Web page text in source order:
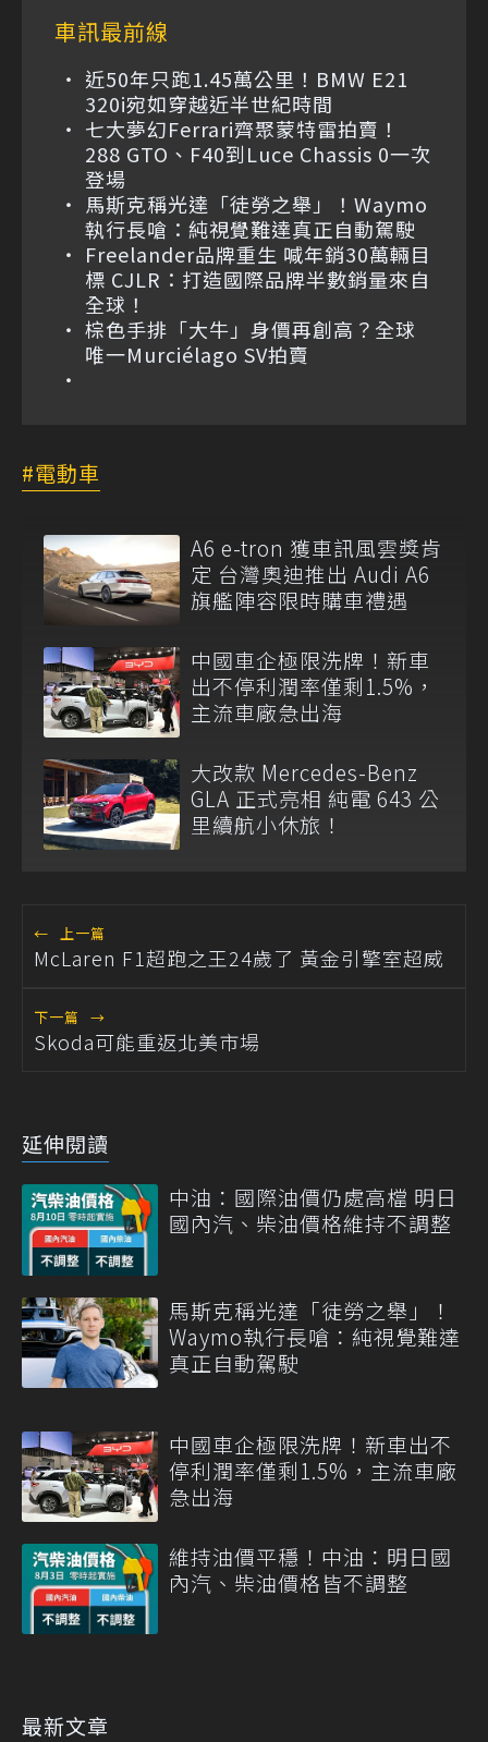
車訊最前線
近50年只跑1.45萬公里！BMW E21
320i宛如穿越近半世紀時間
七大夢幻Ferrari齊聚蒙特雷拍賣！
288 GTO、F40到Luce Chassis 0一次
登場
馬斯克稱光達「徒勞之舉」！Waymo
執行長嗆：純視覺難達真正自動駕駛
Freelander品牌重生 喊年銷30萬輛目
標 CJLR：打造國際品牌半數銷量來自
全球！
棕色手排「大牛」身價再創高？全球
唯一Murciélago SV拍賣
電動車
A6 e-tron 獲車訊風雲獎肯
定 台灣奧迪推出 Audi A6
旗艦陣容限時購車禮遇
中國車企極限洗牌！新車
出不停利潤率僅剩1.5%，
主流車廠急出海
大改款 Mercedes-Benz
GLA 正式亮相 純電 643 公
里續航小休旅！
← 上一篇
McLaren F1超跑之王24歲了 黃金引擎室超威
下一篇 →
Skoda可能重返北美市場
延伸閱讀
中油：國際油價仍處高檔 明日
國內汽、柴油價格維持不調整
馬斯克稱光達「徒勞之舉」！
Waymo執行長嗆：純視覺難達
真正自動駕駛
中國車企極限洗牌！新車出不
停利潤率僅剩1.5%，主流車廠
急出海
維持油價平穩！中油：明日國
內汽、柴油價格皆不調整
最新文章